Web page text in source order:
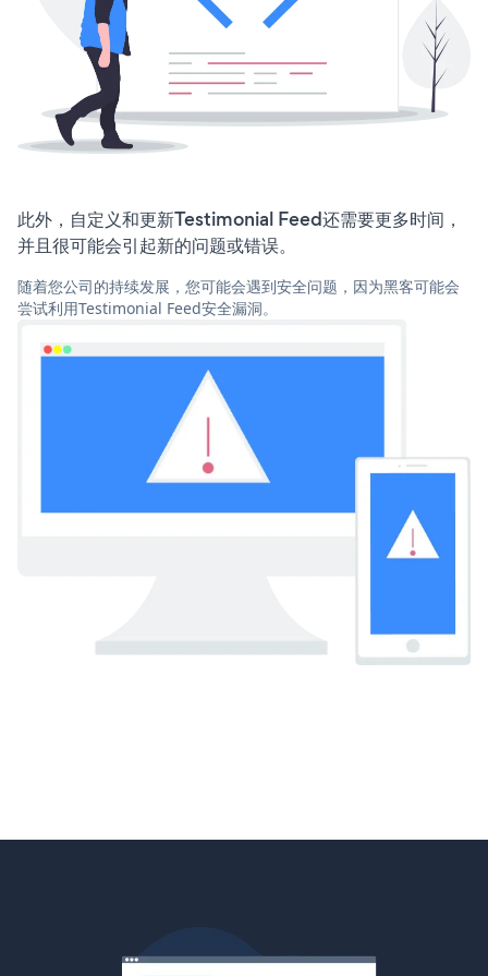
此外，自定义和更新Testimonial Feed还需要更多时间，
并且很可能会引起新的问题或错误。
随着您公司的持续发展，您可能会遇到安全问题，因为黑客可能会
尝试利用Testimonial Feed安全漏洞。